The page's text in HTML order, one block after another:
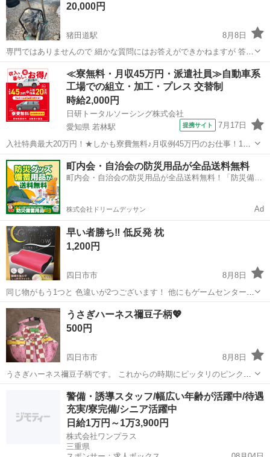
古品のため、保...20,000円
猪田道駅
8月8日
専門ではありませんので 細かな質問にはお答えができかねますが 答え
られる範囲でしたらお答えいたしますので ご質問下さい。 三重県伊賀
市まで来てくださる方 手渡しのみとなります。
三重 伊賀市 猪田道駅 その他
≪寮無料・月収45万円・派遣社員≫自動車系
工場での組立・加工・プレス 交替制
時給2,000円
日研トータルソーシング株式会社
愛知県 若林駅
提携サイト 7月17日
入社特典最大20万円！★しかも寮費無料♪月収例45万円のお仕事！1年
目で年収560万円も可能！あなたの手で自動車をつくりませんか？ お
仕事について トヨタ車体各工場でのミニバン・SUV新車製造に関わる
諸作業。 【プレス】巨...
愛知 豊田市 若林駅 その他
町内会・自治会の防災用品が全品送料無料
町内会・自治会の防災用品が全品送料無料！「防災備蓄
株式会社ドリームデッサン Ad
早い者勝ち‼️ 低反発 枕
1,200円
四日市市
8月8日
同じ物がもう1つと 色違いが2つございます！ 他にもゲームセンターで
獲得した物が たくさんあります(*^^*) 今お値下げは考えておりません
る方よろ...
三重 四日市市 その他 せん
うさぎハーネス禰豆子柄💖
500円
四日市市
8月8日
うさぎハーネス禰豆子柄です。 これからの時期にピッタリのピンク🎀
💕💓💗 可愛いです🐰
四日市市 その他 禰豆
警備・誘導スタッフ/幅広い年齢が活躍中/待遇
充実/寮完備/シニア活躍中
日給1万円～1万3,900円
株式会社ワンプラス
三重県